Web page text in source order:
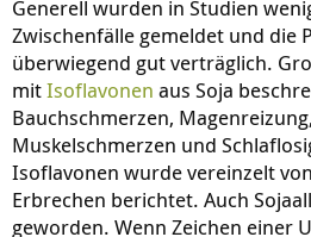
Generell wurden in Studien
Zwischenfälle gemeldet und die
überwiegend gut verträglich.
mitIsoflavonen aus Soja
Bauchschmerzen,
Muskelschmerzen und
Isoflavonen wurde vereinzelt
Erbrechen berichtet. Auch
geworden. Wenn Zeichen einer